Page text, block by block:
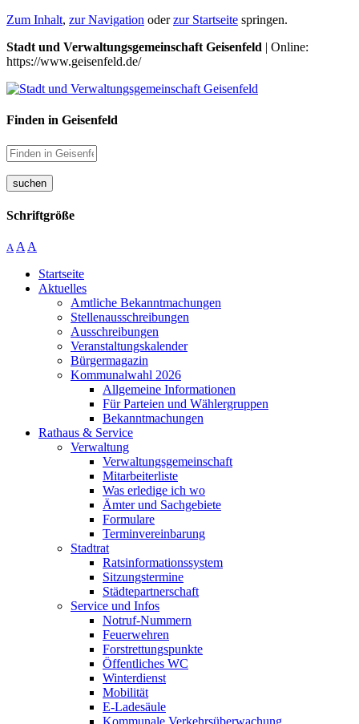
Zum Inhalt, zur Navigation oderzur Startseite springen.
Stadt und Verwaltungsgemeinschaft Geisenfeld | Online:
https://www.geisenfeld.de/
Finden in Geisenfeld
suchen
Schriftgröße
A A A
Startseite
Aktuelles
Amtliche Bekanntmachungen
Stellenausschreibungen
Ausschreibungen
Veranstaltungskalender
Bürgermagazin
Kommunalwahl 2026
Allgemeine Informationen
Für Parteien und Wählergruppen
Bekanntmachungen
Rathaus & Service
Verwaltung
Verwaltungsgemeinschaft
Mitarbeiterliste
Was erledige ich wo
Ämter und Sachgebiete
Formulare
Terminvereinbarung
Stadtrat
Ratsinformationssystem
Sitzungstermine
Städtepartnerschaft
Service und Infos
Notruf-Nummern
Feuerwehren
Forstrettungspunkte
Öffentliches WC
Winterdienst
Mobilität
E-Ladesäule
Kommunale Verkehrsüberwachung